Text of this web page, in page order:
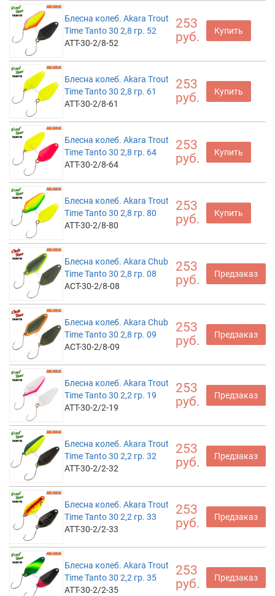
Блесна колеб. Akara Trout
Time Tanto 30 2,8 гр. 52
ATT-30-2/8-52
253
руб.
Купить
Блесна колеб. Akara Trout
Time Tanto 30 2,8 гр. 61
ATT-30-2/8-61
253
руб.
Купить
Блесна колеб. Akara Trout
Time Tanto 30 2,8 гр. 64
ATT-30-2/8-64
253
руб.
Купить
Блесна колеб. Akara Trout
Time Tanto 30 2,8 гр. 80
ATT-30-2/8-80
253
руб.
Купить
Блесна колеб. Akara Chub
Time Tanto 30 2,8 гр. 08
ACT-30-2/8-08
253
руб.
Предзаказ
Блесна колеб. Akara Chub
Time Tanto 30 2,8 гр. 09
ACT-30-2/8-09
253
руб.
Предзаказ
Блесна колеб. Akara Trout
Time Tanto 30 2,2 гр. 19
ATT-30-2/2-19
253
руб.
Предзаказ
Блесна колеб. Akara Trout
Time Tanto 30 2,2 гр. 32
ATT-30-2/2-32
253
руб.
Предзаказ
Блесна колеб. Akara Trout
Time Tanto 30 2,2 гр. 33
ATT-30-2/2-33
253
руб.
Предзаказ
Блесна колеб. Akara Trout
Time Tanto 30 2,2 гр. 35
ATT-30-2/2-35
253
руб.
Предзаказ